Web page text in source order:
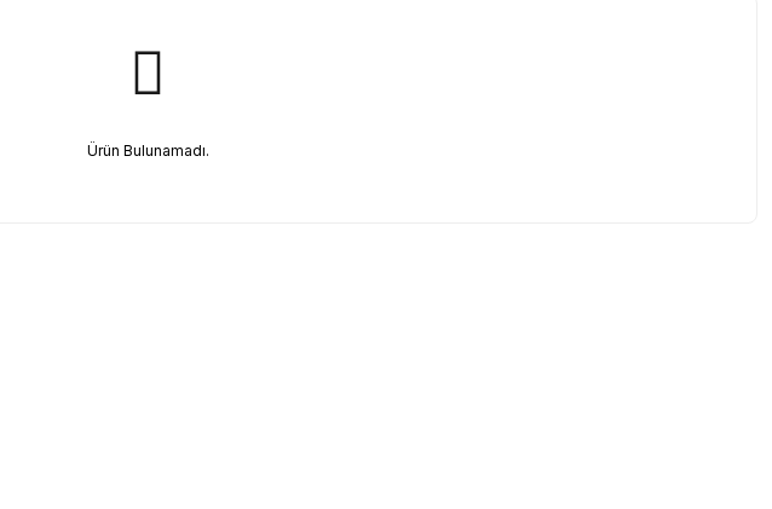
Ürün Bulunamadı.